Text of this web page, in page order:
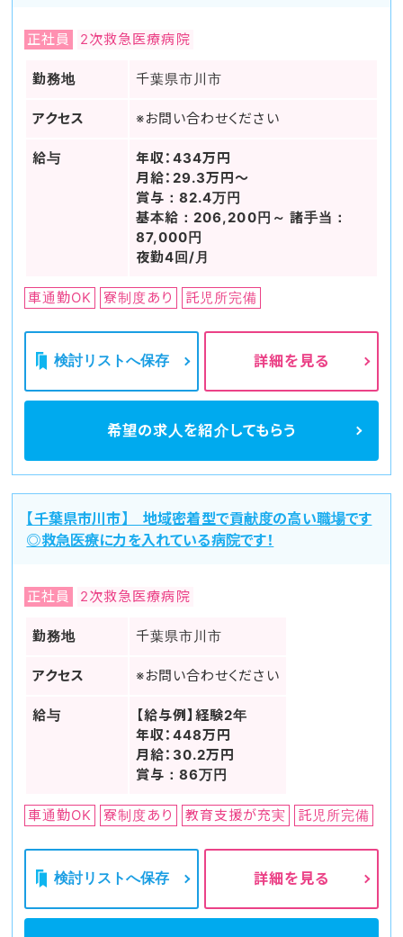
正社員 2次救急医療病院
勤務地 千葉県市川市
アクセス ※お問い合わせください
給与
年収：434万円
月給：29.3万円～
賞与：82.4万円
基本給：206,200円～ 諸手当：
87,000円
夜勤4回/月
車通勤OK 寮制度あり 託児所完備
検討リストへ保存 詳細を見る
希望の求人を紹介してもらう
【千葉県市川市】 地域密着型で貢献度の高い職場です
◎救急医療に力を入れている病院です！
正社員 2次救急医療病院
勤務地 千葉県市川市
アクセス ※お問い合わせください
給与
【給与例】経験2年
年収：448万円
月給：30.2万円
賞与：86万円
車通勤OK 寮制度あり 教育支援が充実 託児所完備
検討リストへ保存 詳細を見る